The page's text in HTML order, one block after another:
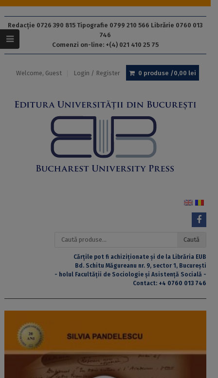
Redacție 0726 390 815 Tipografie 0799 210 566 Librărie 0760 013
746
Comenzi on-line: +(4) 021 410 25 75
Welcome, Guest Login / Register 0 produse /0,00 lei
Caută
Caută
Cărțile pot fi achiziționate și de la Librăria EUB
Bd. Schitu Măgureanu nr. 9, sector 1, București
- holul Facultății de Sociologie și Asistență Socială -
Contact: +4 0760 013 746